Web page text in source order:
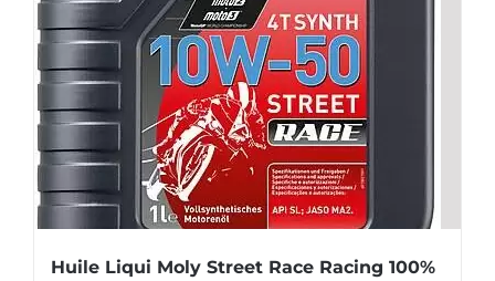
Huile Liqui Moly Street Race Racing 100%